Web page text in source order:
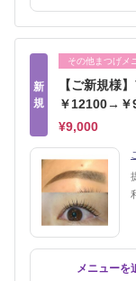
新
規
その他まつげメ
【ご新規様
￥12100→￥
¥9,000
メニューを